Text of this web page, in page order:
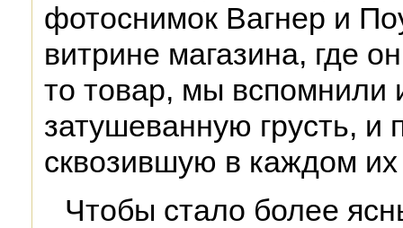
фотоснимок Вагнер и
витрине магазина, где
то товар, мы вспомнили
затушеванную грусть, и
сквозившую в каждом
Чтобы стало более